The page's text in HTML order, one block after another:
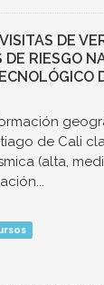
DE
DE RIESGO
de Cali
(alta,